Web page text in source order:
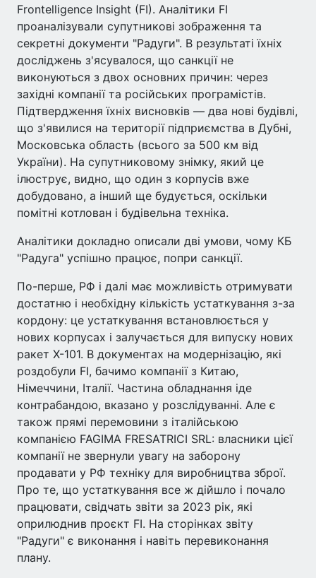
Frontelligence Insight (FI). Аналітики FI
проаналізували супутникові зображення та
секретні документи "Радуги". В результаті їхніх
досліджень з'ясувалося, що санкції не
виконуються з двох основних причин: через
західні компанії та російських програмістів.
Підтвердження їхніх висновків — два нові будівлі,
що з'явилися на території підприємства в Дубні,
Московська область (всього за 500 км від
України). На супутниковому знімку, який це
ілюструє, видно, що один з корпусів вже
добудовано, а інший ще будується, оскільки
помітні котлован і будівельна техніка.
Аналітики докладно описали дві умови, чому КБ
"Радуга" успішно працює, попри санкції.
По-перше, РФ і далі має можливість отримувати
достатню і необхідну кількість устаткування з-за
кордону: це устаткування встановлюється у
нових корпусах і залучається для випуску нових
ракет Х-101. В документах на модернізацію, які
роздобули FI, бачимо компанії з Китаю,
Німеччини, Італії. Частина обладнання іде
контрабандою, вказано у розслідуванні. Але є
також прямі перемовини з італійською
компанією FAGIMA FRESATRICI SRL: власники цієї
компанії не звернули увагу на заборону
продавати у РФ техніку для виробництва зброї.
Про те, що устаткування все ж дійшло і почало
працювати, свідчать звіти за 2023 рік, які
оприлюднив проєкт FI. На сторінках звіту
"Радуги" є виконання і навіть перевиконання
плану.